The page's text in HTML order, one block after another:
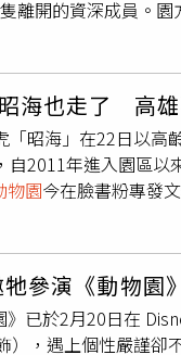
，「大概練了三、
」回顧出道10年，
是舞台上的展現。
自己的大家庭，最後
離開的資深成員。
的一生。自 2020
地抬腿伸展，那份
地面水池，讓奶奶輕
內舍休息。在完善
瑪莉奶奶，教導我們
祝瑪莉，在另一個
白老虎「昭海」、
海也走了 高
昭海」在22日以
2011年進入園區
物園今在臉書粉專發
滿謝幕，「自
充，2006年出生的
功減緩生理機能退
詳離世。感謝昭海
非洲象「阿里」本
」同月離世的，還有
參演《動物園
已於2月20日在
，遇上個性嚴謹卻